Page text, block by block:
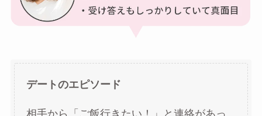
デートのエピソード
相手から「ご飯行きたい！」と連絡があっ